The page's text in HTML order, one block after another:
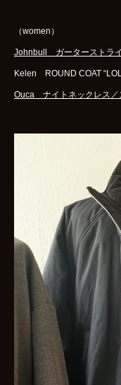
（women）
Johnbull ガーターストラ
Kelen ROUND COAT
Ouca ナイトネックレス